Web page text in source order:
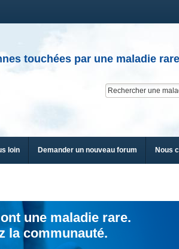
touchées par une maladie rare
loin Demander un nouveau forum Nous
une maladie rare.
la communauté.